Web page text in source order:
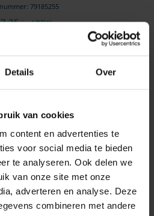
Details Over
van cookies
content en advertenties te
voor social media te bieden
te analyseren. Ook delen we
van onze site met onze
adverteren en analyse. Deze
combineren met andere
79185255
incl BTW